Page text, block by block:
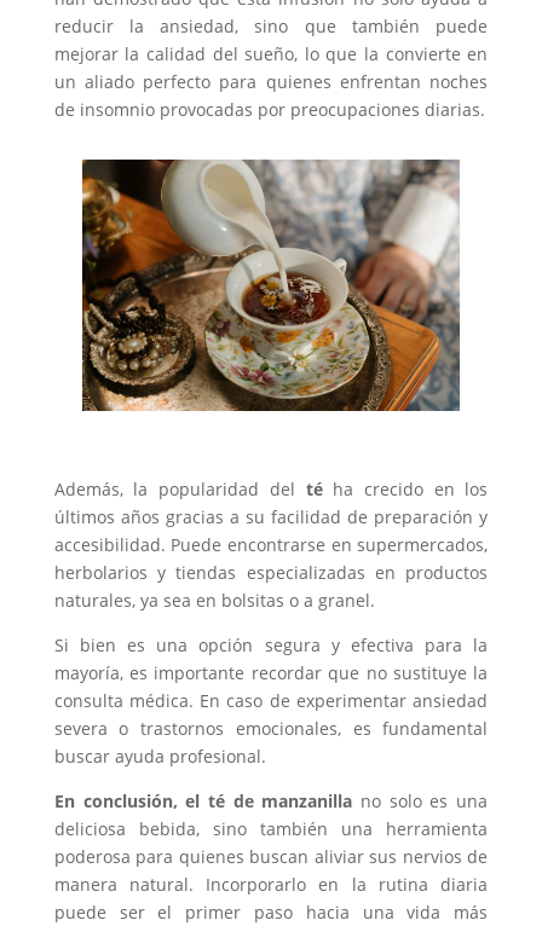
reducir la ansiedad, sino que también puede
mejorar la calidad del sueño, lo que la convierte en
un aliado perfecto para quienes enfrentan noches
de insomnio provocadas por preocupaciones diarias.
Además, la popularidad del téha crecido en los
últimos años gracias a su facilidad de preparación y
accesibilidad. Puede encontrarse en supermercados,
herbolarios y tiendas especializadas en productos
naturales, ya sea en bolsitas o a granel.
Si bien es una opción segura y efectiva para la
mayoría, es importante recordar que no sustituye la
consulta médica. En caso de experimentar ansiedad
severa o trastornos emocionales, es fundamental
buscar ayuda profesional.
En conclusión, el té de manzanilla no solo es una
deliciosa bebida, sino también una herramienta
poderosa para quienes buscan aliviar sus nervios de
manera natural. Incorporarlo en la rutina diaria
puede ser el primer paso hacia una vida más